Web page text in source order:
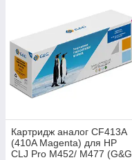
Картридж аналог CF413A
(410A Magenta) для HP
CLJ Pro M452/ M477 (G&G